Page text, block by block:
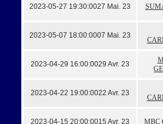
2023-05-27 19:30:0027 Mai. 23
2023-05-07 18:00:0007 Mai. 23
2023-04-29 16:00:0029 Avr. 23
2023-04-22 19:00:0022 Avr. 23
2023-04-15 20:00:0015 Avr. 23 MBC